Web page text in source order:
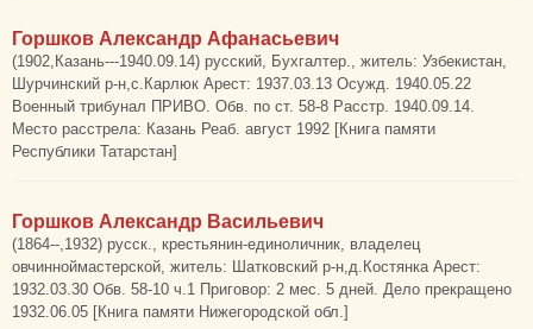
Горшков Александр Афанасьевич
(1902,Казань---1940.09.14) русский, Бухгалтер., житель: Узбекистан,
Шурчинский р-н,с.Карлюк Арест: 1937.03.13 Осужд. 1940.05.22
Военный трибунал ПРИВО. Обв. по ст. 58-8 Расстр. 1940.09.14.
Место расстрела: Казань Реаб. август 1992 [Книга памяти
Республики Татарстан]
Горшков Александр Васильевич
(1864--,1932) русск., крестьянин-единоличник, владелец
овчинноймастерской, житель: Шатковский р-н,д.Костянка Арест:
1932.03.30 Обв. 58-10 ч.1 Приговор: 2 мес. 5 дней. Дело прекращено
1932.06.05 [Книга памяти Нижегородской обл.]